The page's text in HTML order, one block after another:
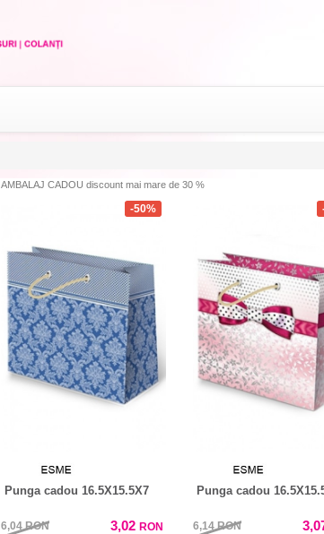
AMBALAJ CADOU discount mai mare de 30 %
-50%
Punga cadou 16.5X15.5X7
6,04RON 3,02 RON
Punga cadou
6,14RON